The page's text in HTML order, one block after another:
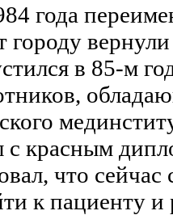
года
городу
в 85-м
с красным
что сейчас
к пациенту и